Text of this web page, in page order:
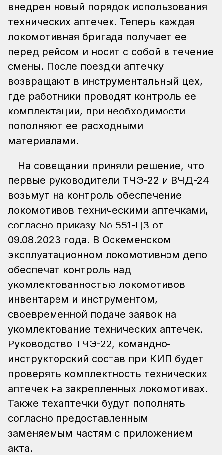
внедрен новый порядок использования
технических аптечек. Теперь каждая
локомотивная бригада получает ее
перед рейсом и носит с собой в течение
смены. После поездки аптечку
возвращают в инструментальный цех,
где работники проводят контроль ее
комплектации, при необходимости
пополняют ее расходными
материалами.
На совещании приняли решение, что
первые руководители ТЧЭ-22 и ВЧД-24
возьмут на контроль обеспечение
локомотивов техническими аптечками,
согласно приказу No 551-ЦЗ от
09.08.2023 года. В Оскеменском
эксплуатационном локомотивном депо
обеспечат контроль над
укомлектованностью локомотивов
инвентарем и инструментом,
своевременной подаче заявок на
укомлектование технических аптечек.
Руководство ТЧЭ-22, командно-
инструкторский состав при КИП будет
проверять комплектность технических
аптечек на закрепленных локомотивах.
Также техаптечки будут пополнять
согласно предоставленным
заменяемым частям с приложением
акта.